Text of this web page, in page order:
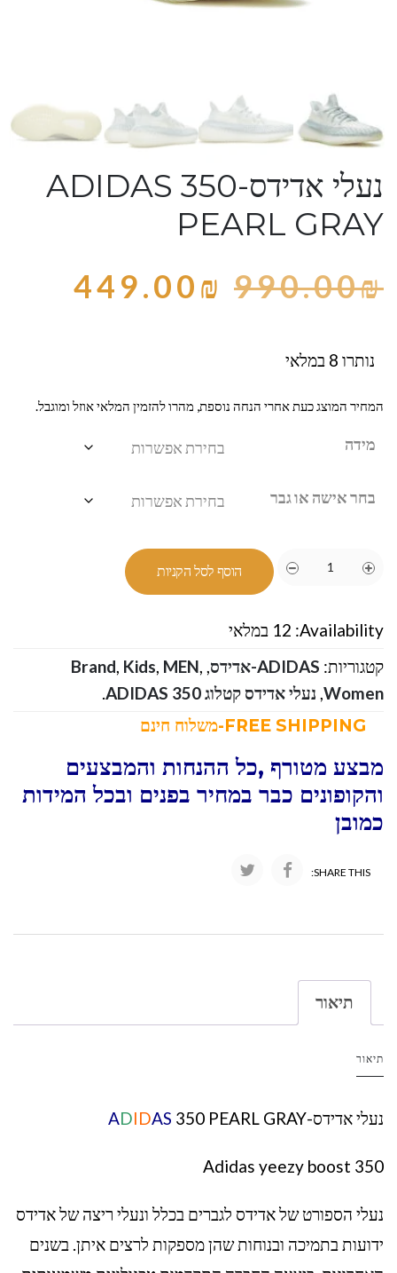
נעלי אדידס-ADIDAS 350
PEARL GRAY
990.00₪
449.00₪
נותרו 8 במלאי
המחיר המוצג כעת אחרי הנחה נוספת, מהרו להזמין המלאי אוזל ומוגבל.
מידה
בחר אישה או גבר
הוסף לסל הקניות
Availability: 12 במלאי
קטגוריות: ADIDAS-אדידס ,
Brand, Kids, MEN,
Women
, נעלי אדידס קטלוג ADIDAS 350
.
מבצע מטורף ,כל ההנחות והמבצעים
והקופונים כבר במחיר בפנים ובכל המידות
כמובן
SHARE THIS:
תיאור
תיאור
נעלי אדידס- ADIDAS 350 PEARL GRAY
Adidas yeezy boost 350
נעלי הספורט של אדידס לגברים בכלל ונעלי ריצה של אדידס
ידועות בתמיכה ובנוחות שהן מספקות לרצים איתן. בשנים